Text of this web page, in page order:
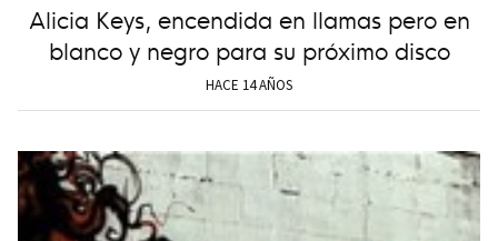
Alicia Keys, encendida en llamas pero en
blanco y negro para su próximo disco
HACE 14 AÑOS